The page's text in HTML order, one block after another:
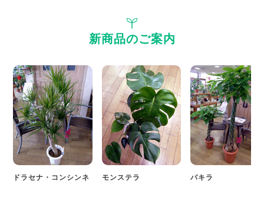
新商品のご案内
ドラセナ・コンシンネ モンステラ パキラ